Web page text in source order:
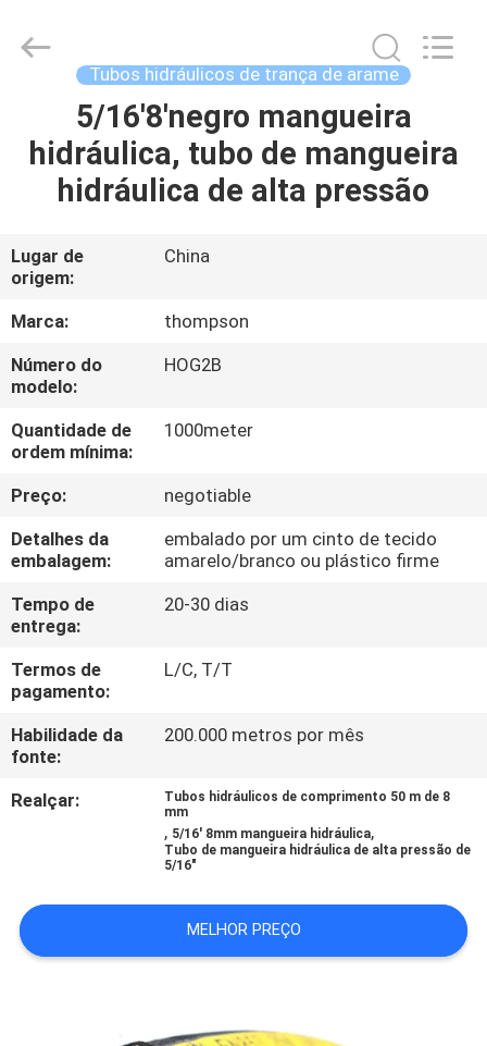
CASA
PRODUTOS
SOBRE
NÓS
EXCURSÃO
DA
FÁBRICA
CONTROLE
DA
QUALIDADE
CONTACTE-
NOS
PEÇA
UMAS
NOTÍCIA
Reserved.
Developed
Tubos hidráulicos de trança de arame
5/16'8'negro mangueira
hidráulica, tubo de mangueira
hidráulica de alta pressão
Lugar de
origem:
China
Marca:
thompson
Número do
modelo:
HOG2B
Quantidade de
ordem mínima:
1000meter
Preço:
negotiable
Detalhes da
embalagem:
embalado por um cinto de tecido
amarelo/branco ou plástico firme
Tempo de
entrega:
20-30 dias
Termos de
pagamento:
L/C, T/T
Habilidade da
fonte:
200.000 metros por mês
Realçar:
Tubos hidráulicos de comprimento 50 m de 8
mm
, 5/16' 8mm mangueira hidráulica,
Tubo de mangueira hidráulica de alta pressão de
5/16"
MELHOR PREÇO